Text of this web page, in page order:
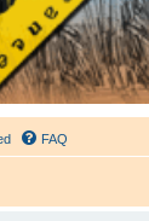
FAQ